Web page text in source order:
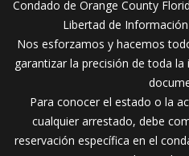
Condado de Orange County
Libertad de
Nos esforzamos y hacemos
garantizar la precisión de toda
Para conocer el estado o la
cualquier arrestado, debe
reservación específica en el